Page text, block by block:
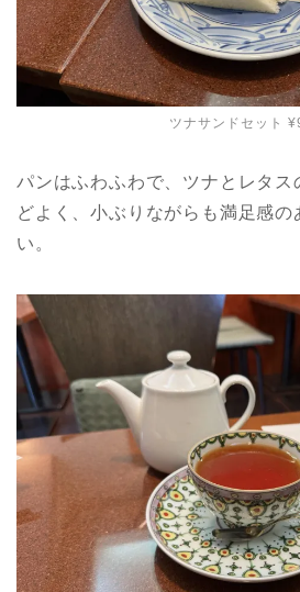
ツナサンドセット
パンはふわふわで、ツナとレタス
どよく、小ぶりながらも満足感の
い。